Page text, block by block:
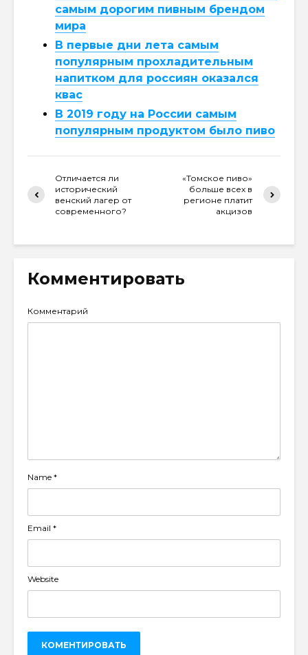
самым дорогим пивным брендом
мира
В первые дни лета самым
популярным прохладительным
напитком для россиян оказался
квас
В 2019 году на России самым
популярным продуктом было пиво
Отличается ли
исторический
венский лагер от
современного?
«Томское пиво»
больше всех в
регионе платит
акцизов
Комментировать
Комментарий
Name *
Email *
Website